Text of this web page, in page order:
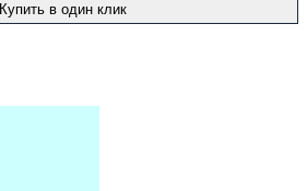
Купить в один клик